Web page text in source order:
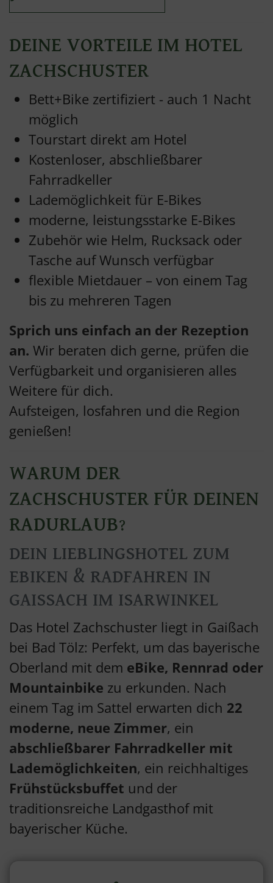
DEINE VORTEILE IM HOTEL
ZACHSCHUSTER
Bett+Bike zertifiziert - auch 1 Nacht
möglich
Tourstart direkt am Hotel
Kostenloser, abschließbarer
Fahrradkeller
Lademöglichkeit für E-Bikes
moderne, leistungsstarke E-Bikes
Zubehör wie Helm, Rucksack oder
Tasche auf Wunsch verfügbar
flexible Mietdauer – von einem Tag
bis zu mehreren Tagen
Sprich uns einfach an der Rezeption
an. Wir beraten dich gerne, prüfen die
Verfügbarkeit und organisieren alles
Weitere für dich.
Aufsteigen, losfahren und die Region
genießen!
WARUM DER
ZACHSCHUSTER FÜR DEINEN
RADURLAUB?
DEIN LIEBLINGSHOTEL ZUM
EBIKEN & RADFAHREN IN
GAISSACH IM ISARWINKEL
Das Hotel Zachschuster liegt in Gaißach
bei Bad Tölz: Perfekt, um das bayerische
Oberland mit dem eBike, Rennrad oder
Mountainbike zu erkunden. Nach
einem Tag im Sattel erwarten dich 22
moderne, neue Zimmer, ein
abschließbarer Fahrradkeller mit
Lademöglichkeiten, ein reichhaltiges
Frühstücksbuffet und der
traditionsreiche Landgasthof mit
bayerischer Küche.